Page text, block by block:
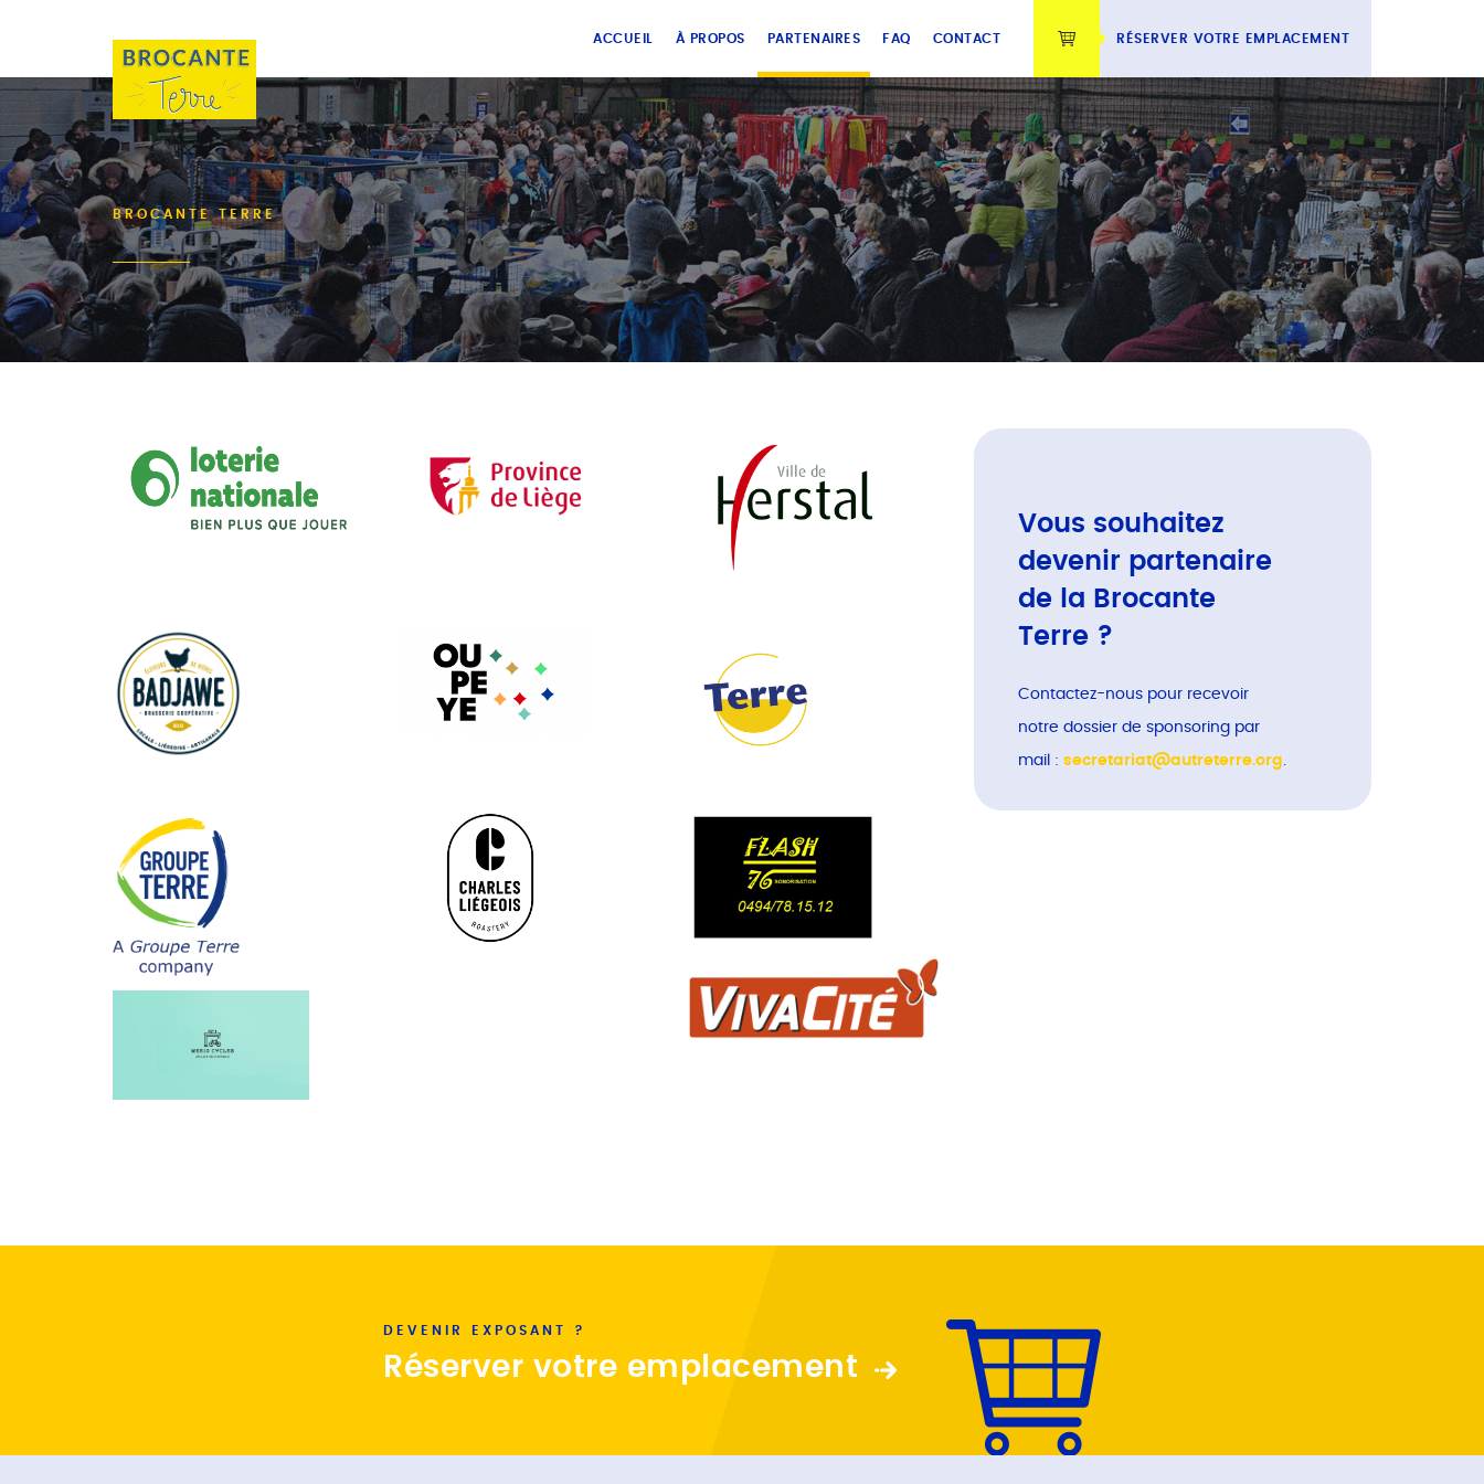
ACCUEIL À PROPOS PARTENAIRES FAQ CONTACT RÉSERVER VOTRE EMPLACEMENT
BROCANTE TERRE
Vous souhaitez
devenir partenaire
de la Brocante
Terre ?
Contactez-nous pour recevoir
notre dossier de sponsoring par
mail : secretariat@autreterre.org.
DEVENIR EXPOSANT ?
Réserver votre emplacement